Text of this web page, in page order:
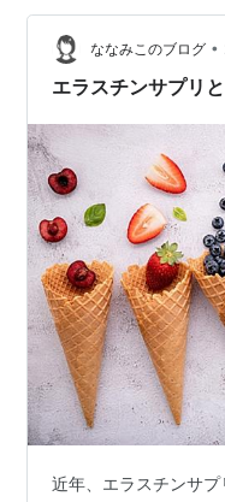
があるとされていま
安定させる効果があ
エラスチンには、筋
ななみこのブログ •
エラスチンサプリ
近年、エラスチンサ